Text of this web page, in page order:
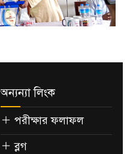
অন্যন্যা লিংক
পরীক্ষার ফলাফল
ব্লগ